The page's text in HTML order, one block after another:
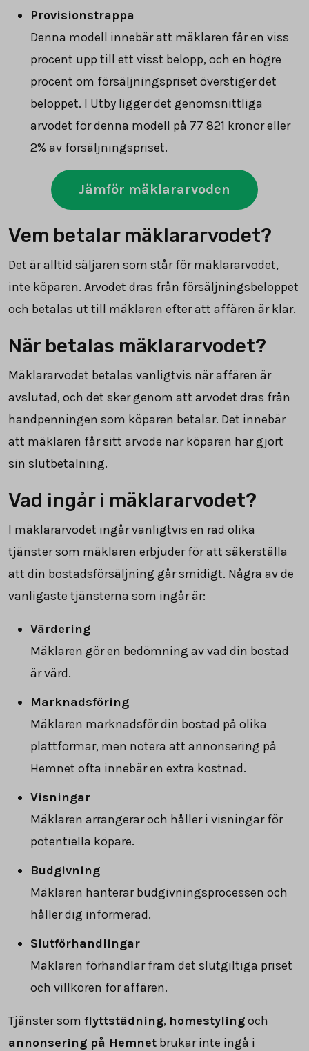
Provisionstrappa
Denna modell innebär att mäklaren får en viss
procent upp till ett visst belopp, och en högre
procent om försäljningspriset överstiger det
beloppet. I Utby ligger det genomsnittliga
arvodet för denna modell på 77 821 kronor eller
2% av försäljningspriset.
Jämför mäklararvoden
Vem betalar mäklararvodet?
Det är alltid säljaren som står för mäklararvodet,
inte köparen. Arvodet dras från försäljningsbeloppet
och betalas ut till mäklaren efter att affären är klar.
När betalas mäklararvodet?
Mäklararvodet betalas vanligtvis när affären är
avslutad, och det sker genom att arvodet dras från
handpenningen som köparen betalar. Det innebär
att mäklaren får sitt arvode när köparen har gjort
sin slutbetalning.
Vad ingår i mäklararvodet?
I mäklararvodet ingår vanligtvis en rad olika
tjänster som mäklaren erbjuder för att säkerställa
att din bostadsförsäljning går smidigt. Några av de
vanligaste tjänsterna som ingår är:
Värdering
Mäklaren gör en bedömning av vad din bostad
är värd.
Marknadsföring
Mäklaren marknadsför din bostad på olika
plattformar, men notera att annonsering på
Hemnet ofta innebär en extra kostnad.
Visningar
Mäklaren arrangerar och håller i visningar för
potentiella köpare.
Budgivning
Mäklaren hanterar budgivningsprocessen och
håller dig informerad.
Slutförhandlingar
Mäklaren förhandlar fram det slutgiltiga priset
och villkoren för affären.
Tjänster som flyttstädning, homestylingoch
annonsering på Hemnet brukar inte ingå i